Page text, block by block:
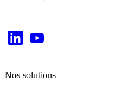
Nos solutions